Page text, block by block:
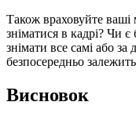
Також враховуйте ваші
зніматися в кадрі? Чи
знімати все самі або
безпосередньо
Висновок